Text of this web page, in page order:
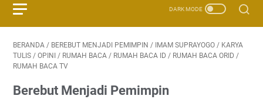
BERANDA / BEREBUT MENJADI PEMIMPIN / IMAM SUPRAYOGO / KARYA
TULIS / OPINI / RUMAH BACA / RUMAH BACA ID / RUMAH BACA ORID /
RUMAH BACA TV
Berebut Menjadi Pemimpin